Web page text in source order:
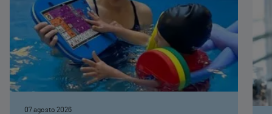
07 agosto 2026